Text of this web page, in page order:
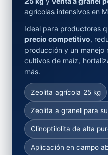
agrícolas intensivos en
Ideal para productores
precio competitivo,
producción y un manejo
cultivos de maíz,
más.
Zeolita agrícola 25 kg
Zeolita a granel para
Clinoptilolita de alta
Aplicación en campo